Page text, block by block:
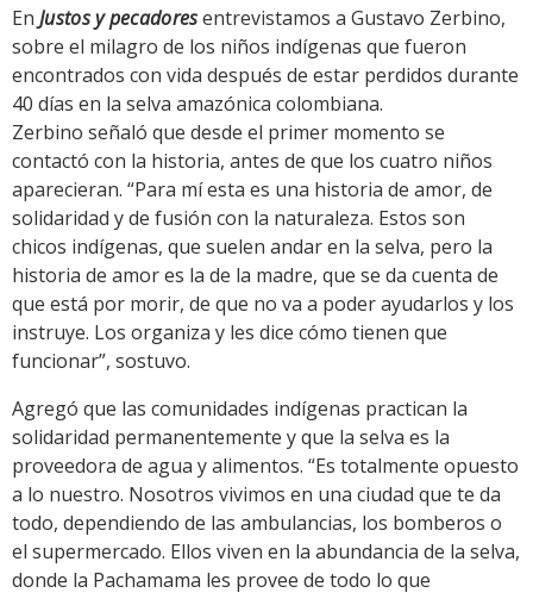
Link
En Justos y pecadoresentrevistamos a Gustavo Zerbino,
sobre el milagro de los niños indígenas que fueron
encontrados con vida después de estar perdidos durante
40 días en la selva amazónica colombiana.
Zerbino señaló que desde el primer momento se
contactó con la historia, antes de que los cuatro niños
aparecieran. “Para mí esta es una historia de amor, de
solidaridad y de fusión con la naturaleza. Estos son
chicos indígenas, que suelen andar en la selva, pero la
historia de amor es la de la madre, que se da cuenta de
que está por morir, de que no va a poder ayudarlos y los
instruye. Los organiza y les dice cómo tienen que
funcionar”, sostuvo.
Agregó que las comunidades indígenas practican la
solidaridad permanentemente y que la selva es la
proveedora de agua y alimentos. “Es totalmente opuesto
a lo nuestro. Nosotros vivimos en una ciudad que te da
todo, dependiendo de las ambulancias, los bomberos o
el supermercado. Ellos viven en la abundancia de la selva,
donde la Pachamama les provee de todo lo que